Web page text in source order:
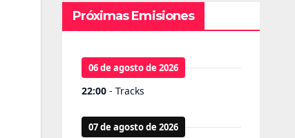
Próximas Emisiones